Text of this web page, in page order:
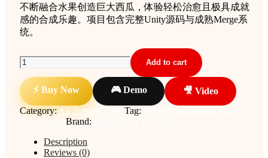
不断融合水果创造巨大西瓜，体验轻松治愈且极具成就
感的合成乐趣。项目包含完整Unity源码与成熟Merge系
统。
Watermelon
Merge
Fruit
Drop
Unity
完
Add to cart
⚡ Buy Now 🎮 Demo
🎥 Video
Category:All Source Code Tag:
Brand:
Description
Reviews (0)